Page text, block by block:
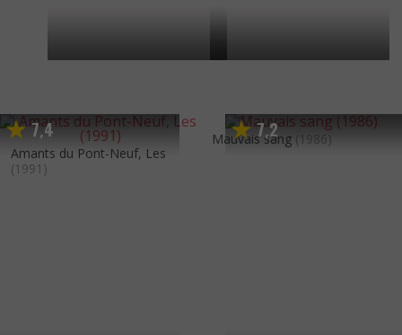
7,4
Amants du Pont-Neuf, Les
(1991)
7,2
Mauvais sang (1986)